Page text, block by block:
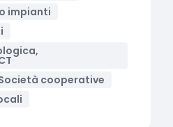
impianti
cooperative